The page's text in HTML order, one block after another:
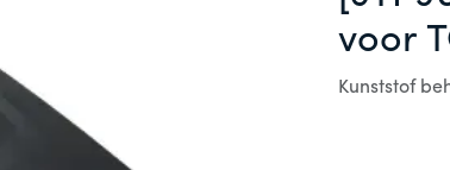
voor
Kunststof